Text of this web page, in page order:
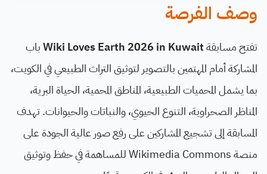
وصف الفرصة
تفتح مسابقةWiki Loves Earth 2026 in Kuwaitباب
المشاركة أمام المهتمين بالتصوير لتوثيق التراث الطبيعي في الكويت،
بما يشمل المحميات الطبيعية، المناطق المحمية، الحياة البرية،
المناظر الصحراوية، التنوع الحيوي، والنباتات والحيوانات. تهدف
المسابقة إلى تشجيع المشاركين على رفع صور عالية الجودة على
منصة Wikimedia Commons للمساهمة في حفظ وتوثيق